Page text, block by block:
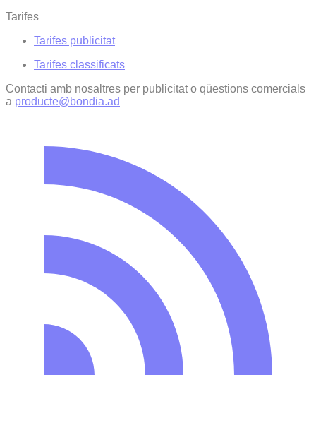
Tarifes
Tarifes publicitat
Tarifes classificats
Contacti amb nosaltres per publicitat o qüestions comercials
a producte@bondia.ad